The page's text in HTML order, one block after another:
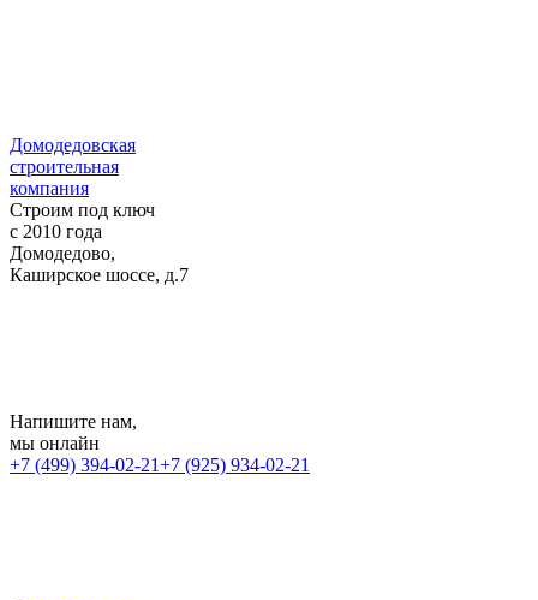
Домодедовская
строительная
компания
Строим под ключ
с 2010 года
Домодедово,
Каширское шоссе, д.7
Напишите нам,
мы онлайн
+7 (499) 394-02-21+7 (925) 934-02-21